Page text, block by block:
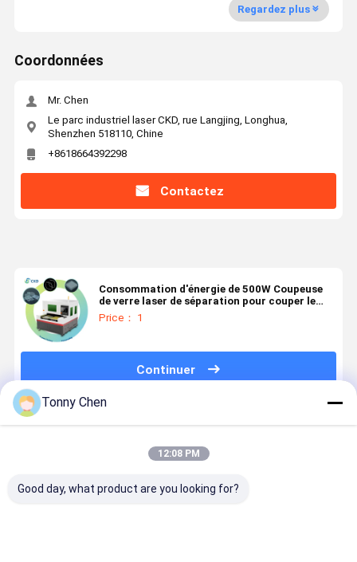
Regardez plus
Coordonnées
Mr. Chen
Le parc industriel laser CKD, rue Langjing, Longhua,
Shenzhen 518110, Chine
+8618664392298
Contactez
Consommation d'énergie de 500W Coupeuse
de verre laser de séparation pour couper le
verre fin du pare-brise de voiture
Price： 1
Continuer
Produits Recommandés
Tonny Chen
12:08 PM
Good day, what product are you looking for?